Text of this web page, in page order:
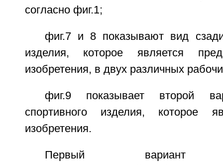
согласно фиг.1;
фиг.7 и 8 показывают вид
изделия, которое является
изобретения, в двух различных
фиг.9 показывает второй
спортивного изделия, которое
изобретения.
Первый вариант